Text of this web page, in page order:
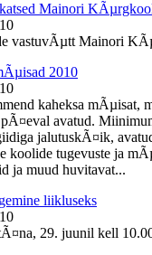
Mainori
vastuvÃµtt Mainori
2010
kaheksa mÃµisat,
pÃ¤eval avatud.
jalutuskÃ¤ik,
koolide tugevuste ja
ja muud huvitavat...
liikluseks
29. juunil kell